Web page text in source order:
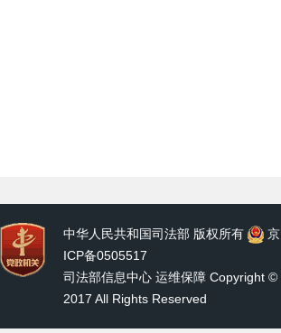
中华人民共和国司法部 版权所有
京
ICP备0505517
司法部信息中心 运维保障 Copyright ©
2017 All Rights Reserved